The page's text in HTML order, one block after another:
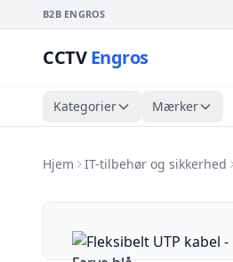
B2B ENGROS
CCTVEngros
Kategorier Mærker
Hjem IT-tilbehør og sikkerhed